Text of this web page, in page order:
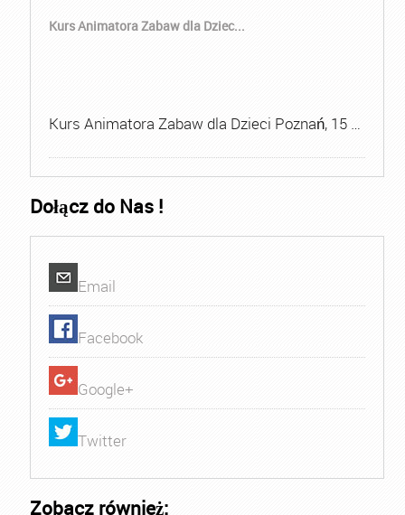
Kurs Animatora Zabaw dla Dziec...
Kurs Animatora Zabaw dla Dzieci Poznań, 15 …
Dołącz do Nas !
Email
Facebook
Google+
Twitter
Zobacz również: